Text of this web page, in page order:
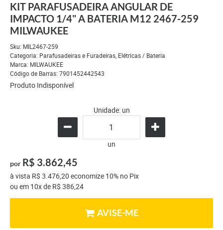
KIT PARAFUSADEIRA ANGULAR DE
IMPACTO 1/4" A BATERIA M12 2467-259
MILWAUKEE
Sku: MIL2467-259
Categoria: Parafusadeiras e Furadeiras, Elétricas / Bateria
Marca: MILWAUKEE
Código de Barras: 7901452442543
Produto Indisponível
Unidade: un
un
por R$ 3.862,45
à vista R$ 3.476,20 economize 10% no Pix
ou em 10xde R$ 386,24
AVISE-ME